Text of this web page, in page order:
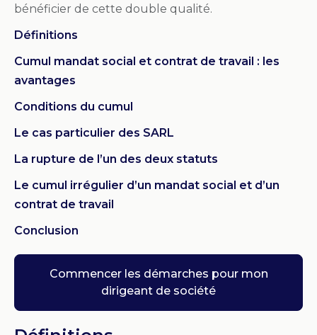
bénéficier de cette double qualité.
Définitions
Cumul mandat social et contrat de travail : les
avantages
Conditions du cumul
Le cas particulier des SARL
La rupture de l’un des deux statuts
Le cumul irrégulier d’un mandat social et d’un
contrat de travail
Conclusion
Commencer les démarches pour mon
dirigeant de société